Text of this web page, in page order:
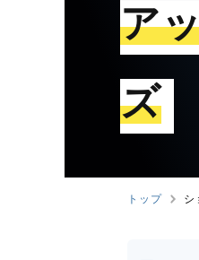
ア
ズ
トップ シ